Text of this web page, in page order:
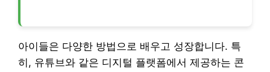
아이들은 다양한 방법으로 배우고 성장합니다. 특
히, 유튜브와 같은 디지털 플랫폼에서 제공하는 콘